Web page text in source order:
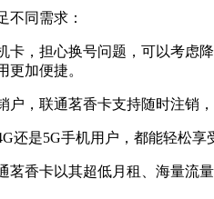
不同需求：
卡，担心换号问题，可以考虑
更加便捷。
户，联通茗香卡支持随时注销
还是5G手机用户，都能轻松享
茗香卡以其超低月租、海量流